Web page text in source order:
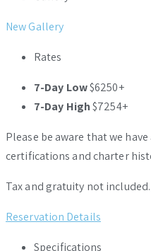
New Gallery
Rates
7-Day Low$6250+
7-Day High$7254+
Please be aware that we
certifications and charter
Tax and gratuity not
Reservation Details
Specifications